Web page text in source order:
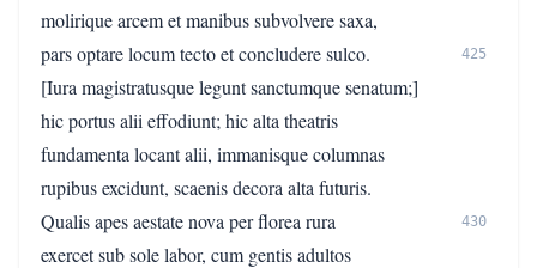
molirique arcem et manibus subvolvere saxa,
pars optare locum tecto et concludere sulco.
425
[Iura magistratusque legunt sanctumque senatum;]
hic portus alii effodiunt; hic alta theatris
fundamenta locant alii, immanisque columnas
rupibus excidunt, scaenis decora alta futuris.
Qualis apes aestate nova per florea rura
430
exercet sub sole labor, cum gentis adultos